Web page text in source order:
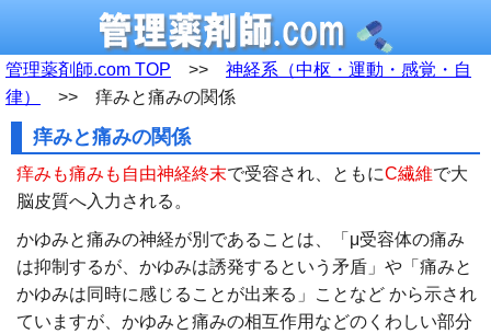
管理薬剤師.com TOP >> 神経系（中枢・運動・感覚・自
律）
>> 痒みと痛みの関係
痒みと痛みの関係
痒みも痛みも自由神経終末で受容され、ともにC繊維で大
脳皮質へ入力される。
かゆみと痛みの神経が別であることは、「μ受容体の痛み
は抑制するが、かゆみは誘発するという矛盾」や「痛みと
かゆみは同時に感じることが出来る」ことなど から示され
ていますが、かゆみと痛みの相互作用などのくわしい部分